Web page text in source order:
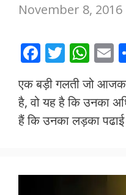
November 8, 2016
F
ac
e
b
o
k
T
w
itt
er
W
h
at
s
A
p
E
l
एक बड़ी गलती जो
है, वो यह है कि उनका
हैं कि उनका लड़का पढाई